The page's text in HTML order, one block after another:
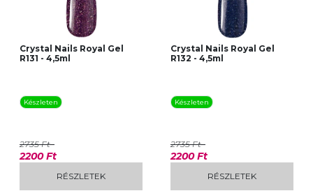
Crystal Nails Royal Gel
R131 - 4,5ml
Készleten
2735 Ft
2200 Ft
RÉSZLETEK
Crystal Nails Royal Gel
R132 - 4,5ml
Készleten
2735 Ft
2200 Ft
RÉSZLETEK